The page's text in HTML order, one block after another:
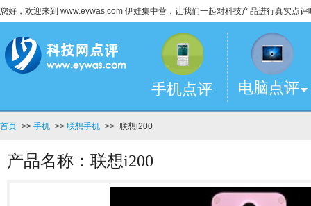
您好，欢迎来到 www.eywas.com 伊娃集中营，让我们一起对科技产品进行真实点评
手机点评 电脑点评
首页 >> 手机 >> 联想手机 >> 联想i200
产品名称：联想i200